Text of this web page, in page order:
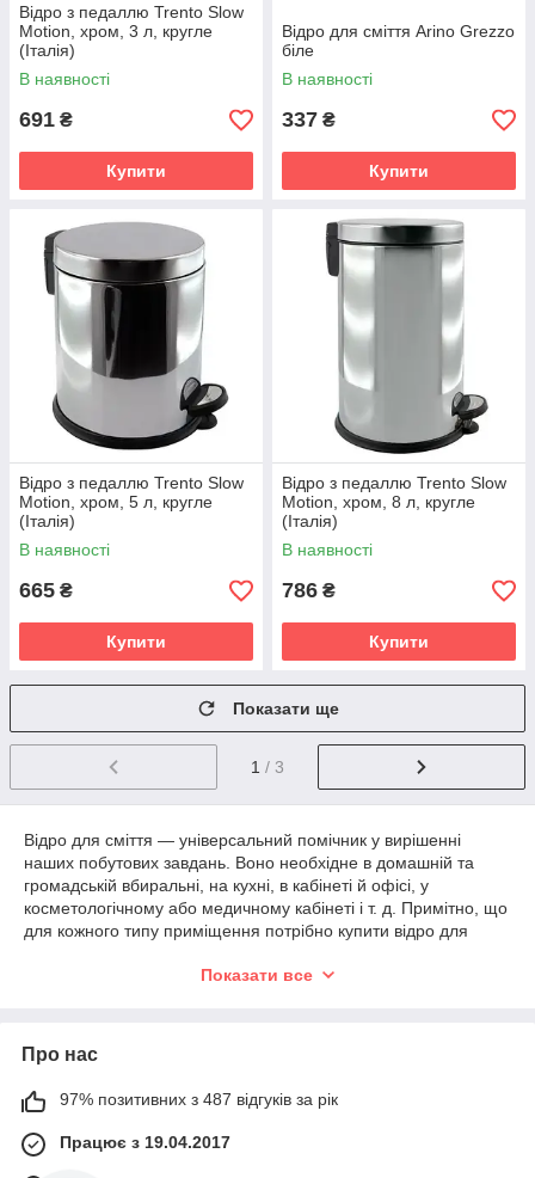
Відро з педаллю Trento Slow
Motion, хром, 3 л, кругле
(Італія)
В наявності
691 ₴
Купити
Відро для сміття Arino Grezzo
біле
В наявності
337 ₴
Купити
Відро з педаллю Trento Slow
Motion, хром, 5 л, кругле
(Італія)
В наявності
665 ₴
Купити
Відро з педаллю Trento Slow
Motion, хром, 8 л, кругле
(Італія)
В наявності
786 ₴
Купити
Показати ще
1 / 3
Відро для сміття — універсальний помічник у вирішенні
наших побутових завдань. Воно необхідне в домашній та
громадській вбиральні, на кухні, в кабінеті й офісі, у
косметологічному або медичному кабінеті і т. д. Примітно, що
для кожного типу приміщення потрібно купити відро для
Замок.укр подумали про кожного і зібрали в своєму каталозі
кожного з них.
Відро з кришкою
Це
Показати все
Про нас
97% позитивних з 487 відгуків за рік
Працює з 19.04.2017